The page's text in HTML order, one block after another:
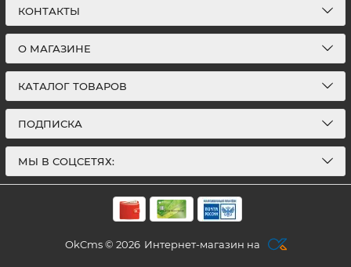
КОНТАКТЫ
О МАГАЗИНЕ
КАТАЛОГ ТОВАРОВ
ПОДПИСКА
МЫ В СОЦСЕТЯХ:
OkCms © 2026 Интернет-магазин на